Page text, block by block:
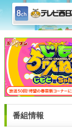
番組情報